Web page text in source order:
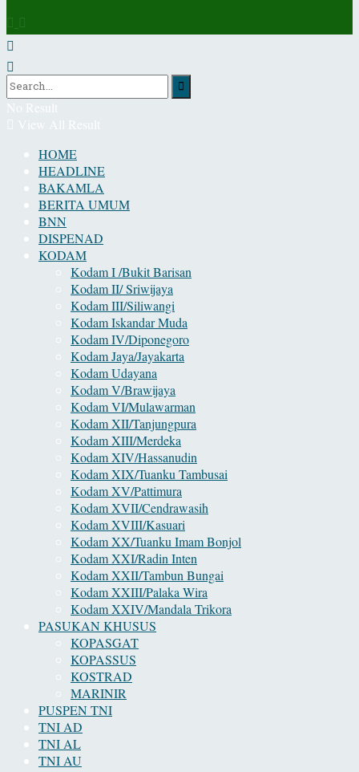
No Result
View All Result
HOME
HEADLINE
BAKAMLA
BERITA UMUM
BNN
DISPENAD
KODAM
Kodam I /Bukit Barisan
Kodam II/ Sriwijaya
Kodam III/Siliwangi
Kodam Iskandar Muda
Kodam IV/Diponegoro
Kodam Jaya/Jayakarta
Kodam Udayana
Kodam V/Brawijaya
Kodam VI/Mulawarman
Kodam XII/Tanjungpura
Kodam XIII/Merdeka
Kodam XIV/Hassanudin
Kodam XIX/Tuanku Tambusai
Kodam XV/Pattimura
Kodam XVII/Cendrawasih
Kodam XVIII/Kasuari
Kodam XX/Tuanku Imam Bonjol
Kodam XXI/Radin Inten
Kodam XXII/Tambun Bungai
Kodam XXIII/Palaka Wira
Kodam XXIV/Mandala Trikora
PASUKAN KHUSUS
KOPASGAT
KOPASSUS
KOSTRAD
MARINIR
PUSPEN TNI
TNI AD
TNI AL
TNI AU